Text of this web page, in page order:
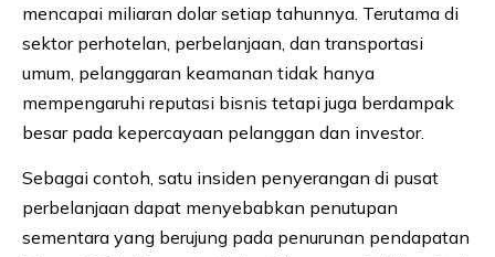
mencapai miliaran dolar setiap tahunnya. Terutama di
sektor perhotelan, perbelanjaan, dan transportasi
umum, pelanggaran keamanan tidak hanya
mempengaruhi reputasi bisnis tetapi juga berdampak
besar pada kepercayaan pelanggan dan investor.
Sebagai contoh, satu insiden penyerangan di pusat
perbelanjaan dapat menyebabkan penutupan
sementara yang berujung pada penurunan pendapatan